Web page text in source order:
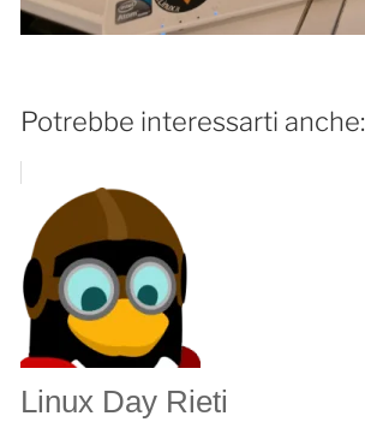
Potrebbe interessarti anche:
Linux Day Rieti